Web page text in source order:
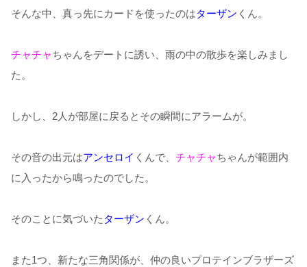
そんな中、真っ先にカードを使ったのはターザン くん。
チャチャちゃんをデートに誘い、雨の中の散歩を楽しみまし
た。
しかし、2人が部屋に戻るとその瞬間にアラームが。
その音の出元はアンセロイ くんで、 チャチャちゃんが範囲内
に入ったから鳴ったのでした。
そのことに気づいた ターザン くん。
また1つ、新たな三角関係が、仲の良いプロテインブラザーズ